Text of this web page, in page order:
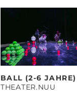
BALL (2-6 JAHRE)
THEATER.NUU